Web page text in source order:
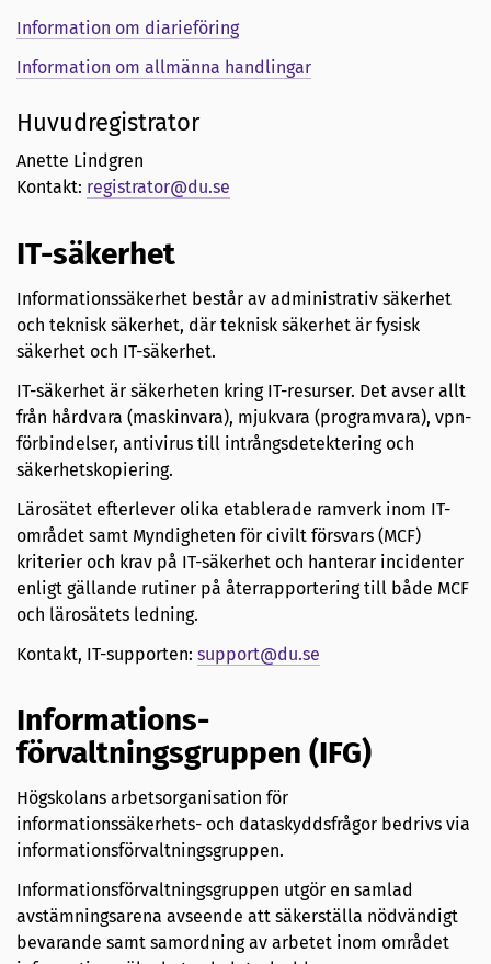
Information om diarieföring
Information om allmänna handlingar
Huvudregistrator
Anette Lindgren
Kontakt: registrator@du.se
IT-säkerhet
Informationssäkerhet består av administrativ säkerhet
och teknisk säkerhet, där teknisk säkerhet är fysisk
säkerhet och IT-säkerhet.
IT-säkerhet är säkerheten kring IT-resurser. Det avser allt
från hårdvara (maskinvara), mjukvara (programvara), vpn-
förbindelser, antivirus till intrångsdetektering och
säkerhetskopiering.
Lärosätet efterlever olika etablerade ramverk inom IT-
området samt Myndigheten för civilt försvars (MCF)
kriterier och krav på IT-säkerhet och hanterar incidenter
enligt gällande rutiner på återrapportering till både MCF
och lärosätets ledning.
Kontakt, IT-supporten: support@du.se
Informations-
förvaltningsgruppen (IFG)
Högskolans arbetsorganisation för
informationssäkerhets- och dataskyddsfrågor bedrivs via
informationsförvaltningsgruppen.
Informationsförvaltningsgruppen utgör en samlad
avstämningsarena avseende att säkerställa nödvändigt
bevarande samt samordning av arbetet inom området